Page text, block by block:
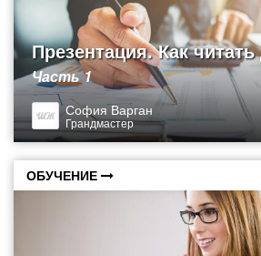
Презентация. Как
Часть 1
София Варган
Грандмастер
ОБУЧЕНИЕ